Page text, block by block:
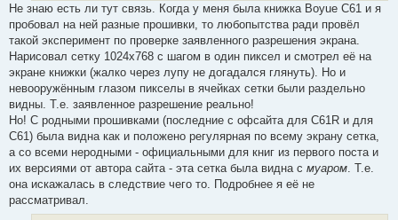
Не знаю есть ли тут связь. Когда у меня была книжка Boyue C61 и я
пробовал на ней разные прошивки, то любопытства ради провёл
такой эксперимент по проверке заявленного разрешения экрана.
Нарисовал сетку 1024х768 с шагом в один пиксел и смотрел её на
экране книжки (жалко через лупу не догадался глянуть). Но и
невооружённым глазом пикселы в ячейках сетки были раздельно
видны. Т.е. заявленное разрешение реально!
Но! С родными прошивками (последние с офсайта для C61R и для
C61) была видна как и положено регулярная по всему экрану сетка,
а со всеми неродными - официальными для книг из первого поста и
их версиями от автора сайта - эта сетка была видна с муаром . Т.е.
она искажалась в следствие чего то. Подробнее я её не
рассматривал.